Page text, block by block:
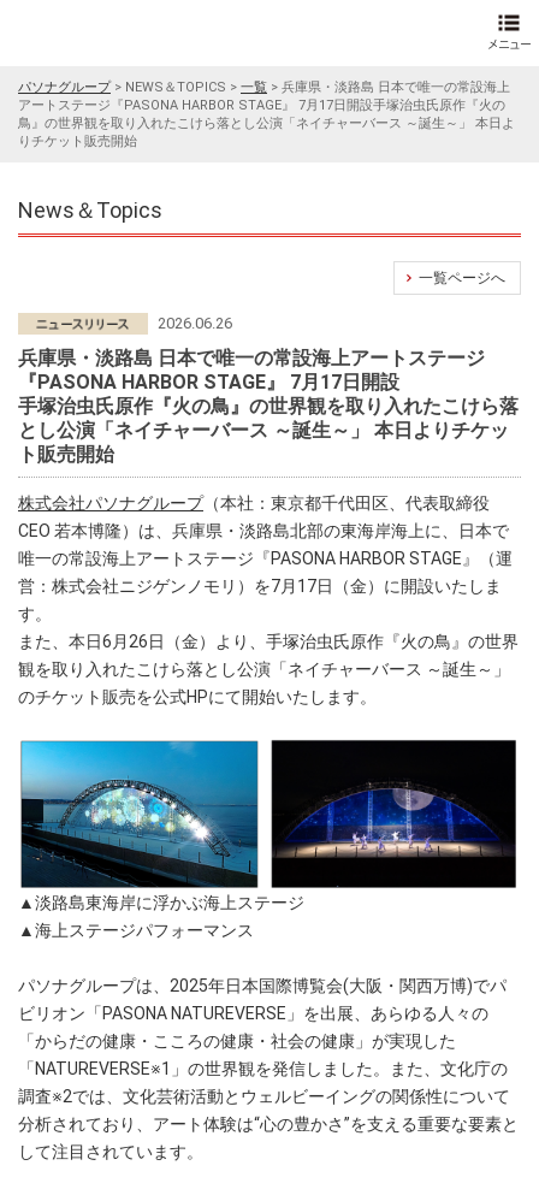
パソナグループ> NEWS＆TOPICS > 一覧 > 兵庫県・淡路島 日本で唯一の常設海上
アートステージ『PASONA HARBOR STAGE』 7月17日開設手塚治虫氏原作『火の
鳥』の世界観を取り入れたこけら落とし公演「ネイチャーバース ～誕生～」 本日よ
りチケット販売開始
News＆Topics
一覧ページへ
2026.06.26
兵庫県・淡路島 日本で唯一の常設海上アートステージ
『PASONA HARBOR STAGE』 7月17日開設
手塚治虫氏原作『火の鳥』の世界観を取り入れたこけら落
とし公演「ネイチャーバース ～誕生～」 本日よりチケッ
ト販売開始
株式会社パソナグループ（本社：東京都千代田区、代表取締役
CEO 若本博隆）は、兵庫県・淡路島北部の東海岸海上に、日本で
唯一の常設海上アートステージ『PASONA HARBOR STAGE』（運
営：株式会社ニジゲンノモリ）を7月17日（金）に開設いたしま
す。
また、本日6月26日（金）より、手塚治虫氏原作『火の鳥』の世界
観を取り入れたこけら落とし公演「ネイチャーバース ～誕生～」
のチケット販売を公式HPにて開始いたします。
▲淡路島東海岸に浮かぶ海上ステージ
▲海上ステージパフォーマンス
パソナグループは、2025年日本国際博覧会(大阪・関西万博)でパ
ビリオン「PASONA NATUREVERSE」を出展、あらゆる人々の
「からだの健康・こころの健康・社会の健康」が実現した
「NATUREVERSE※1」の世界観を発信しました。また、文化庁の
調査※2では、文化芸術活動とウェルビーイングの関係性について
分析されており、アート体験は“心の豊かさ”を支える重要な要素と
して注目されています。